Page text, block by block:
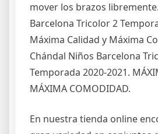
mover los brazos
Barcelona Tricolor 2
Máxima Calidad y Máxima
Chándal Niños Barcelona
Temporada 2020-2021.
MÁXIMA COMODIDAD.
En nuestra tienda online